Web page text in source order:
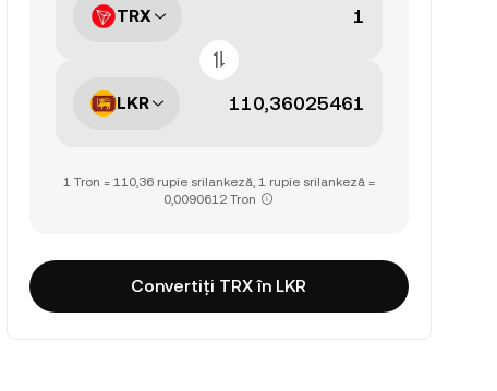
TRX
LKR
1 Tron = 110,36 rupie srilankeză, 1 rupie srilankeză =
0,0090612 Tron
Convertiți TRX în LKR